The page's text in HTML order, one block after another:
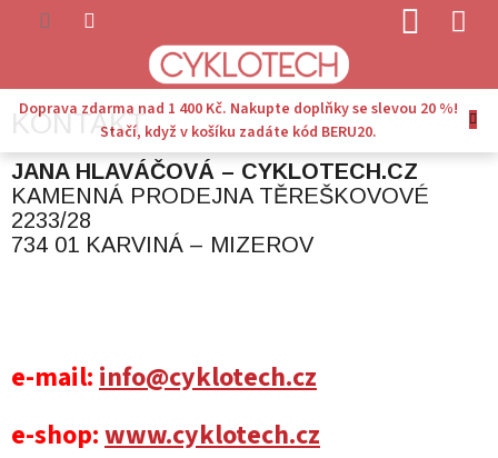
Doprava zdarma nad 1 400 Kč. Nakupte doplňky se slevou 20 %!
Stačí, když v košíku zadáte kód BERU20.
KONTAKT
JANA HLAVÁČOVÁ – CYKLOTECH.CZ
KAMENNÁ PRODEJNA TĚREŠKOVOVÉ
2233/28
734 01 KARVINÁ – MIZEROV
e-mail:info@cyklotech.cz
e-shop:www.cyklotech.cz